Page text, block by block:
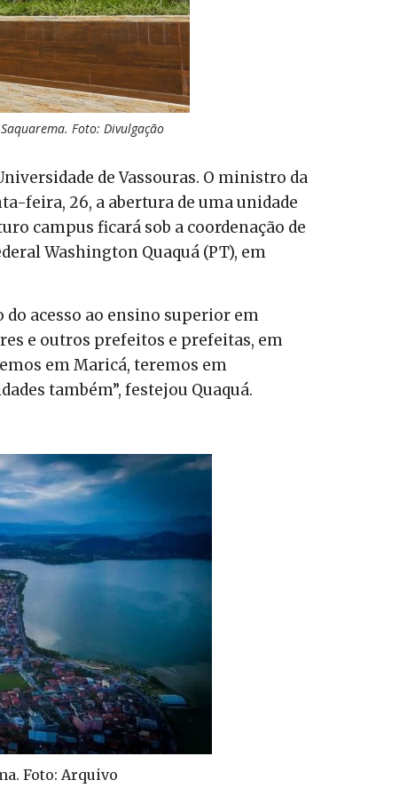
Foto: Divulgação
de Vassouras. O ministro da
feira, 26, a abertura de uma unidade
campus ficará sob a coordenação de
Washington Quaquá (PT), em
acesso ao ensino superior em
e outros prefeitos e prefeitas, em
em Maricá, teremos em
também”, festejou Quaquá.
Foto: Arquivo